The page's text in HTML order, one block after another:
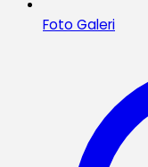
Foto Galeri